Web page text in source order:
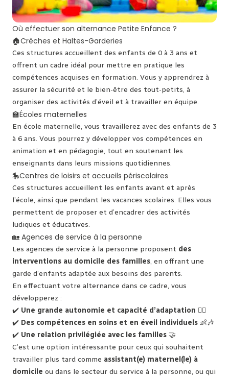
Où effectuer son alternance Petite Enfance ?
🏠Crèches et Haltes-Garderies
Ces structures accueillent des enfants de 0 à 3 ans et
offrent un cadre idéal pour mettre en pratique les
compétences acquises en formation. Vous y apprendrez à
assurer la sécurité et le bien-être des tout-petits, à
organiser des activités d’éveil et à travailler en équipe.
🏫Écoles maternelles
En école maternelle, vous travaillerez avec des enfants de 3
à 6 ans. Vous pourrez y développer vos compétences en
animation et en pédagogie, tout en soutenant les
enseignants dans leurs missions quotidiennes.
🎠Centres de loisirs et accueils périscolaires
Ces structures accueillent les enfants avant et après
l’école, ainsi que pendant les vacances scolaires. Elles vous
permettent de proposer et d’encadrer des activités
ludiques et éducatives.
🏡 Agences de service à la personne
Les agences de service à la personne proposent des
interventions au domicile des familles, en offrant une
garde d’enfants adaptée aux besoins des parents.
En effectuant votre alternance dans ce cadre, vous
développerez :
✔️ Une grande autonomie et capacité d’adaptation 🤹‍♀️
✔️ Des compétences en soins et en éveil individuels 👶🎶
✔️ Une relation privilégiée avec les familles 🤝
C’est une option intéressante pour ceux qui souhaitent
travailler plus tard comme assistant(e) maternel(le) à
domicile ou dans le secteur du service à la personne, ou qui